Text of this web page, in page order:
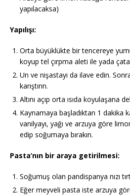
yapılacaksa)
Yapılışı:
Orta büyüklükte bir tencereye
koyup tel çırpma aleti ile yada
Un ve nişastayı da ilave edin.
karıştırın.
Altını açıp orta ısıda koyulaşana
Kaynamaya başladıktan 1 dakika
vanilyayı, yağı ve arzuya göre
edip soğumaya bırakın.
Pasta’nın bir araya getirilmesi:
Soğumuş olan pandispanya nızı
Eğer meyveli pasta iste arzuya